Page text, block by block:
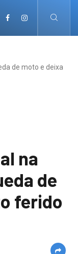
de moto e deixa
na
de
ferido